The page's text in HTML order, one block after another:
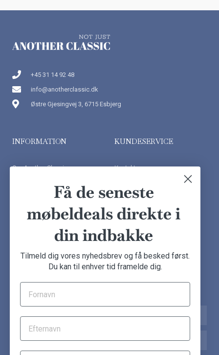
+45 31 14 92 48
info@anotherclassic.dk
Østre Gjesingvej 3, 6715 Esbjerg
INFORMATION
Om Another Classic
Handelsbetingelser
KUNDESERVICE
Kontakt os
Kundeudtalelser
Besøg showroom
indbakke.
Få de seneste
møbeldeals direkte i
din indbakke
Tilmeld dig vores nyhedsbrev og få besked først.
Du kan til enhver tid framelde dig.